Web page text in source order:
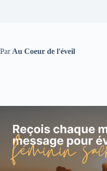
Par Au Coeur de l'éveil